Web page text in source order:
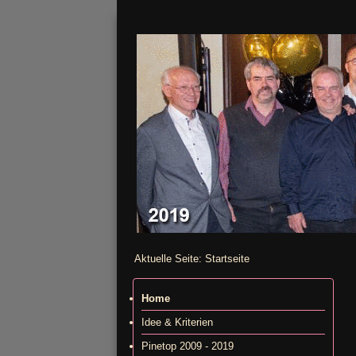
Aktuelle Seite: Startseite
Home
Idee & Kriterien
Pinetop 2009 - 2019